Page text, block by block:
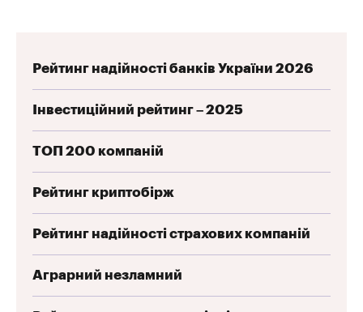
Рейтинг надійності банків України 2026
Інвестиційний рейтинг – 2025
ТОП 200 компаній
Рейтинг криптобірж
Рейтинг надійності страхових компаній
Аграрний незламний